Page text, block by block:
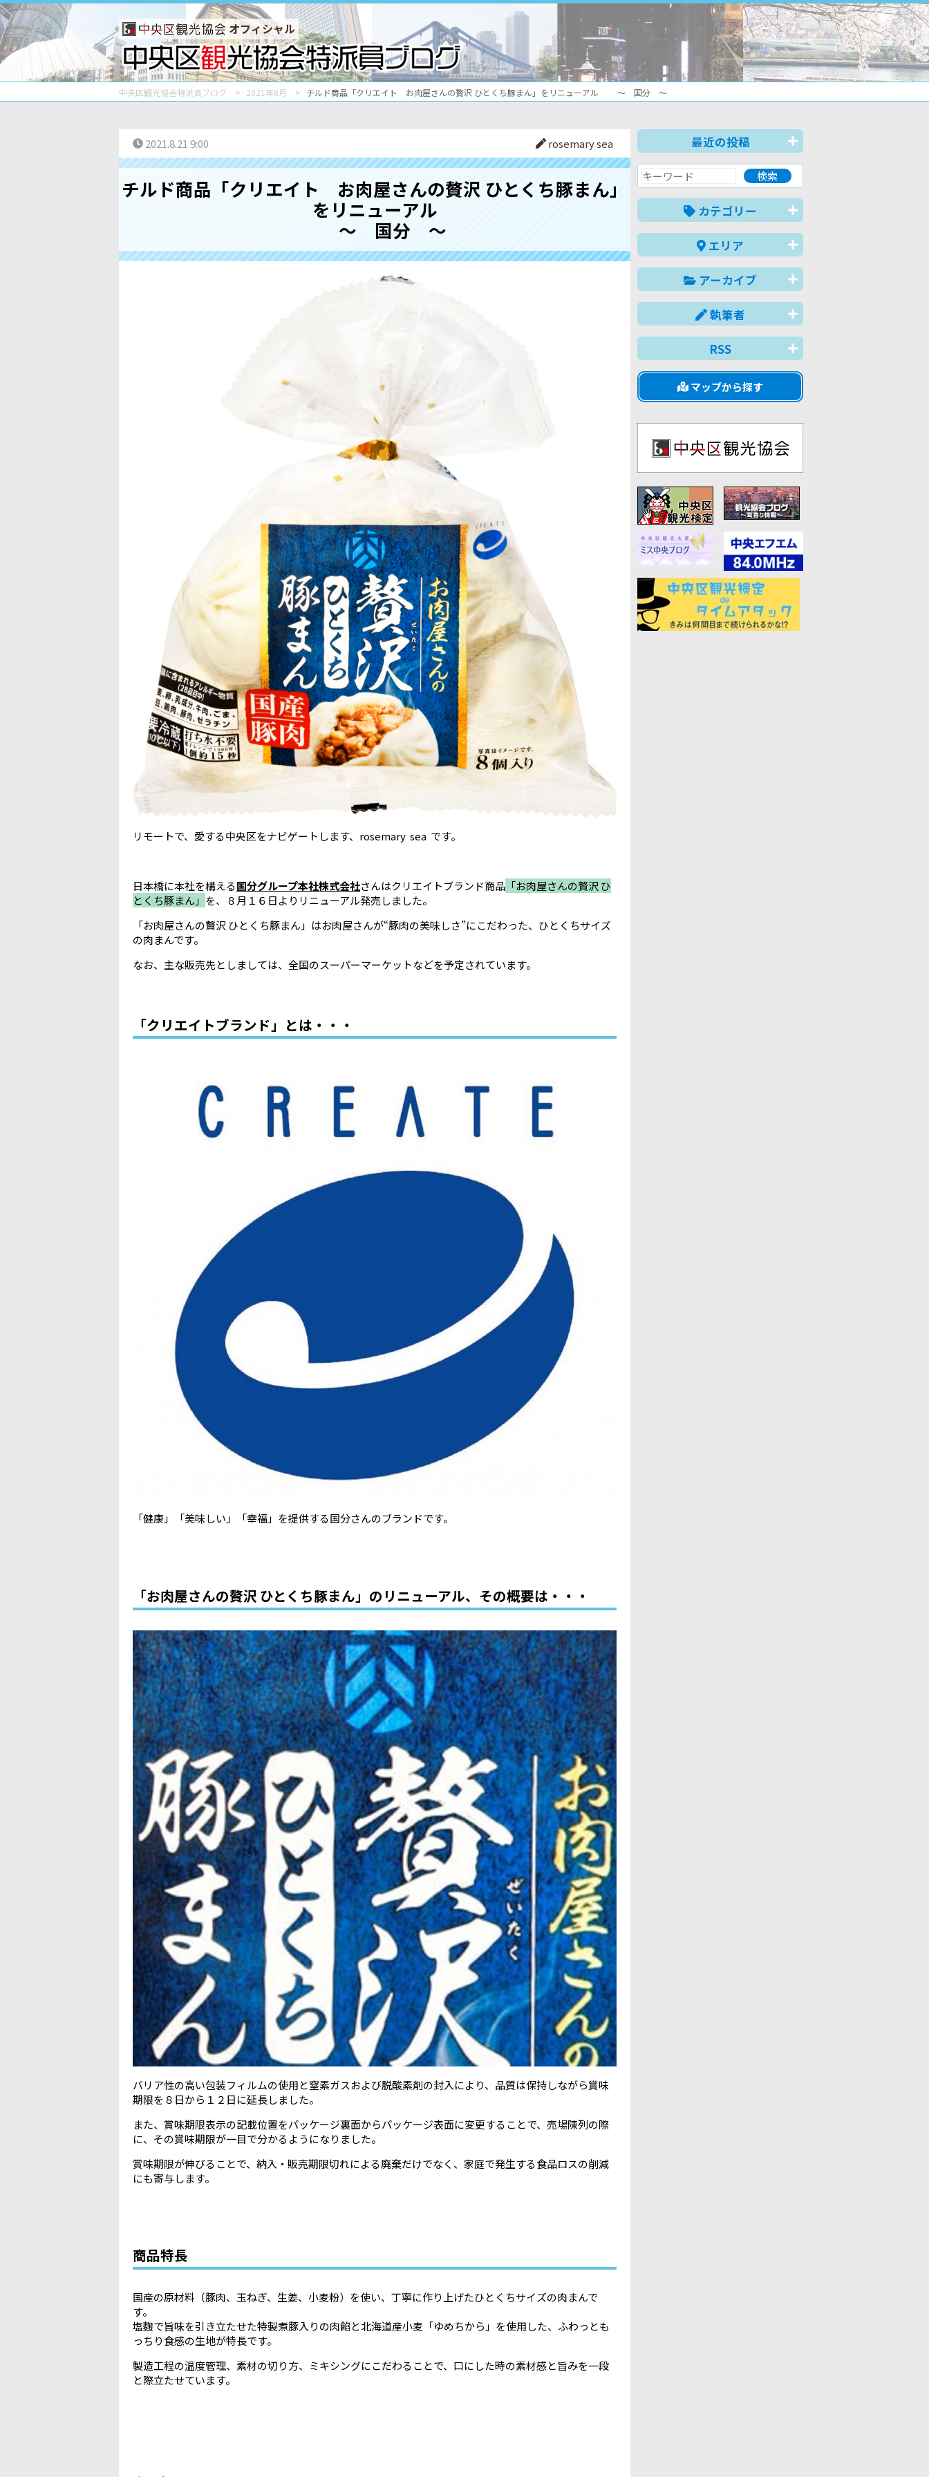
オフィシャル
中央区観光協会特派員ブログ 2021年8月 チルド商品「クリエイト お肉屋さんの贅沢 ひとくち豚まん」をリニューアル ～ 国分 ～
2021.8.21 9:00 rosemary sea
チルド商品「クリエイト お肉屋さんの贅沢 ひとくち豚まん」
をリニューアル
～ 国分 ～
リモートで、愛する中央区をナビゲートします、rosemary sea です。
日本橋に本社を構える国分グループ本社株式会社さんはクリエイトブランド商品 「お肉屋さんの贅沢 ひ
とくち豚まん」 を、８月１６日よりリニューアル発売しました。
「お肉屋さんの贅沢 ひとくち豚まん」はお肉屋さんが“豚肉の美味しさ”にこだわった、ひとくちサイズ
の肉まんです。
なお、主な販売先としましては、全国のスーパーマーケットなどを予定されています。
「クリエイトブランド」とは・・・
「健康」「美味しい」「幸福」を提供する国分さんのブランドです。
「お肉屋さんの贅沢 ひとくち豚まん」のリニューアル、その概要は・・・
バリア性の高い包装フィルムの使用と窒素ガスおよび脱酸素剤の封入により、品質は保持しながら賞味
期限を８日から１２日に延長しました。
また、賞味期限表示の記載位置をパッケージ裏面からパッケージ表面に変更することで、売場陳列の際
に、その賞味期限が一目で分かるようになりました。
賞味期限が伸びることで、納入・販売期限切れによる廃棄だけでなく、家庭で発生する食品ロスの削減
にも寄与します。
商品特長
国産の原材料（豚肉、玉ねぎ、生姜、小麦粉）を使い、丁寧に作り上げたひとくちサイズの肉まんで
す。
塩麴で旨味を引き立たせた特製煮豚入りの肉餡と北海道産小麦「ゆめちから」を使用した、ふわっとも
っちり食感の生地が特長です。
製造工程の温度管理、素材の切り方、ミキシングにこだわることで、口にした時の素材感と旨みを一段
と際立たせています。
最近の投稿
カテゴリー
エリア
アーカイブ
執筆者
RSS
マップから探す